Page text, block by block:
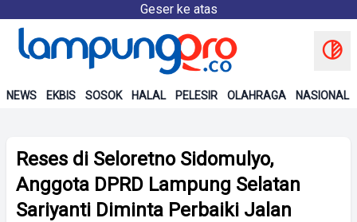
Geser ke atas
NEWS EKBIS SOSOK HALAL PELESIR OLAHRAGA NASIONAL
Reses di Seloretno Sidomulyo,
Anggota DPRD Lampung Selatan
Sariyanti Diminta Perbaiki Jalan